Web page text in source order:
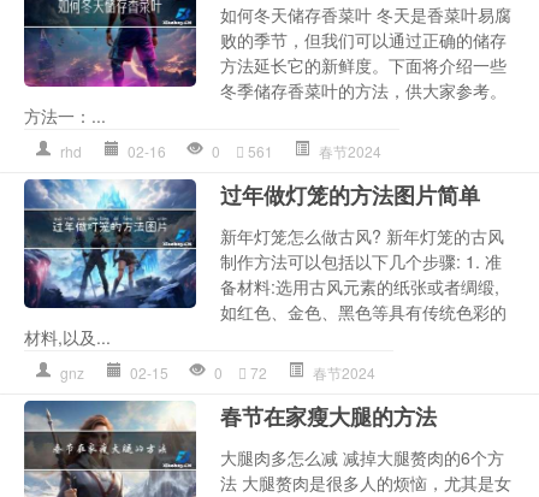
如何冬天储存香菜叶 冬天是香菜叶易腐
败的季节，但我们可以通过正确的储存
方法延长它的新鲜度。下面将介绍一些
冬季储存香菜叶的方法，供大家参考。
方法一：...
rhd 02-16 0 561 春节2024
过年做灯笼的方法图片简单
新年灯笼怎么做古风? 新年灯笼的古风
制作方法可以包括以下几个步骤: 1. 准
备材料:选用古风元素的纸张或者绸缎,
如红色、金色、黑色等具有传统色彩的
材料,以及...
gnz 02-15 0 72 春节2024
春节在家瘦大腿的方法
大腿肉多怎么减 减掉大腿赘肉的6个方
法 大腿赘肉是很多人的烦恼，尤其是女